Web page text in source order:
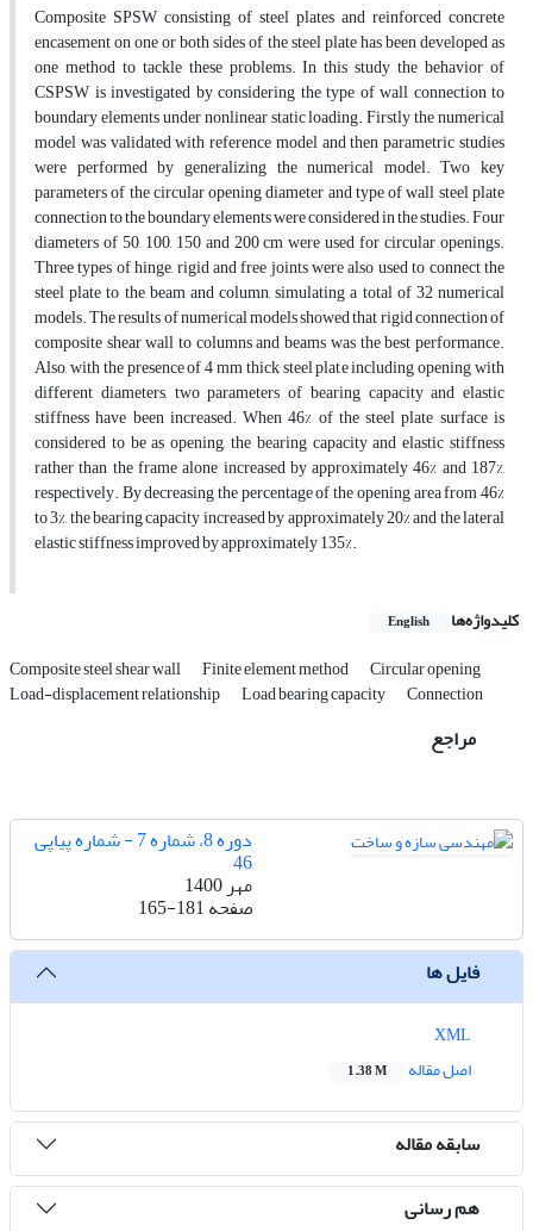
Composite SPSW consisting of steel plates and reinforced concrete
encasement on one or both sides of the steel plate has been developed as
one method to tackle these problems. In this study the behavior of
CSPSW is investigated by considering the type of wall connection to
boundary elements under nonlinear static loading. Firstly the numerical
model was validated with reference model and then parametric studies
were performed by generalizing the numerical model. Two key
parameters of the circular opening diameter and type of wall steel plate
connection to the boundary elements were considered in the studies. Four
diameters of 50, 100, 150 and 200 cm were used for circular openings.
Three types of hinge, rigid and free joints were also used to connect the
steel plate to the beam and column, simulating a total of 32 numerical
models. The results of numerical models showed that rigid connection of
composite shear wall to columns and beams was the best performance.
Also, with the presence of 4 mm thick steel plate including opening with
different diameters, two parameters of bearing capacity and elastic
stiffness have been increased. When 46% of the steel plate surface is
considered to be as opening, the bearing capacity and elastic stiffness
rather than the frame alone increased by approximately 46% and 187%,
respectively. By decreasing the percentage of the opening area from 46%
to 3%, the bearing capacity increased by approximately 20% and the lateral
elastic stiffness improved by approximately 135%.
کلیدواژه‌ها English
Composite steel shear wall Finite element method Circular opening
Load-displacement relationship Load bearing capacity Connection
مراجع
دوره 8، شماره 7 - شماره پیاپی
46
مهر 1400
صفحه165-181
فایل ها
اصل مقاله
1.38 M
سابقه مقاله
هم رسانی